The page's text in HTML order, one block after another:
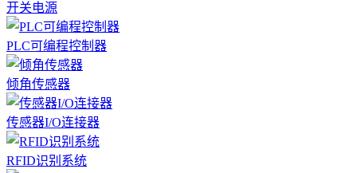
开关电源
PLC可编程控制器
倾角传感器
传感器I/O连接器
RFID识别系统